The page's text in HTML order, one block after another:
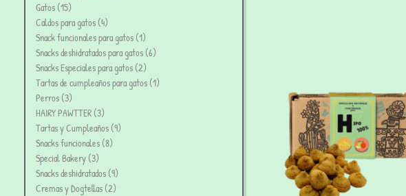
Gatos 15
Caldos para gatos 4
Snack funcionales para gatos 1
Snacks deshidratados para gatos 6
Snacks Especiales para gatos 2
Tartas de cumpleaños para gatos 1
Perros 3
HAIRY PAWTTER 3
Tartas y Cumpleaños 9
Snacks funcionales 8
Special Bakery 3
Snacks deshidratados 9
Cremas y Dogtellas 2